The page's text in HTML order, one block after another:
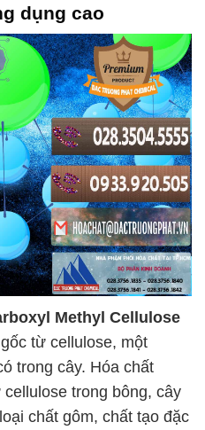
dụng cao
Methyl Cellulose
từ cellulose, một
trong cây. Hóa chất
trong bông, cây
chất gôm, chất tạo đặc